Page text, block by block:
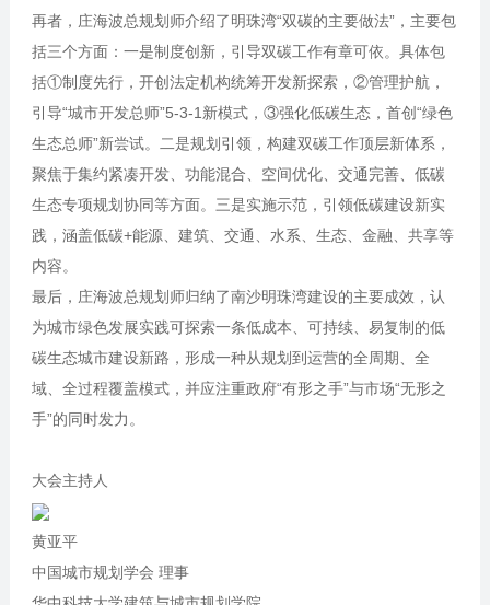
再者，庄海波总规划师介绍了明珠湾“双碳的主要做法”，主要包
括三个方面：一是制度创新，引导双碳工作有章可依。具体包
括①制度先行，开创法定机构统筹开发新探索，②管理护航，
引导“城市开发总师”5-3-1新模式，③强化低碳生态，首创“绿色
生态总师”新尝试。二是规划引领，构建双碳工作顶层新体系，
聚焦于集约紧凑开发、功能混合、空间优化、交通完善、低碳
生态专项规划协同等方面。三是实施示范，引领低碳建设新实
践，涵盖低碳+能源、建筑、交通、水系、生态、金融、共享等
内容。
最后，庄海波总规划师归纳了南沙明珠湾建设的主要成效，认
为城市绿色发展实践可探索一条低成本、可持续、易复制的低
碳生态城市建设新路，形成一种从规划到运营的全周期、全
域、全过程覆盖模式，并应注重政府“有形之手”与市场“无形之
手”的同时发力。
大会主持人
黄亚平
中国城市规划学会 理事